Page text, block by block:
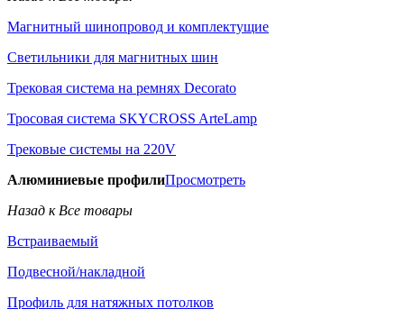
Магнитный шинопровод и комплектущие
Светильники для магнитных шин
Трековая система на ремнях Decorato
Тросовая система SKYCROSS ArteLamp
Трековые системы на 220V
Алюминиевые профилиПросмотреть
Назад к Все товары
Встраиваемый
Подвесной/накладной
Профиль для натяжных потолков